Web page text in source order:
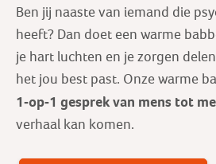
Ben jij naaste van iemand die
heeft? Dan doet een warme
je hart luchten en je zorgen
het jou best past. Onze warme
1-op-1 gesprek van mens tot
verhaal kan komen.